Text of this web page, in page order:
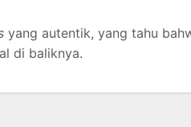
yang autentik, yang tahu
di baliknya.